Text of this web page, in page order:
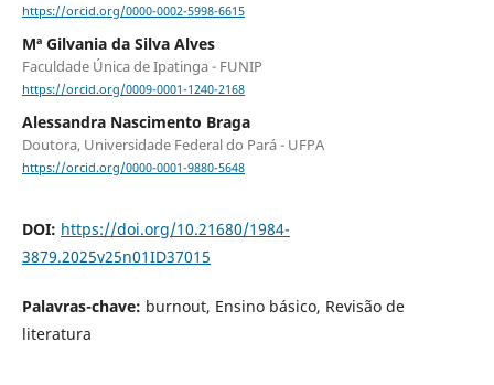
https://orcid.org/0000-0002-5998-6615
Mª Gilvania da Silva Alves
Faculdade Única de Ipatinga - FUNIP
https://orcid.org/0009-0001-1240-2168
Alessandra Nascimento Braga
Doutora, Universidade Federal do Pará - UFPA
https://orcid.org/0000-0001-9880-5648
DOI: https://doi.org/10.21680/1984-
3879.2025v25n01ID37015
Palavras-chave: burnout, Ensino básico, Revisão de
literatura